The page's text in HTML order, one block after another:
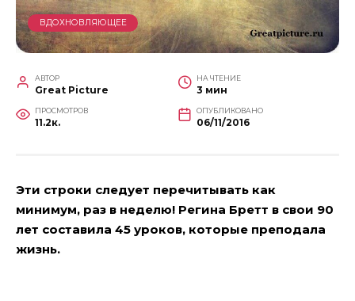
ВДОХНОВЛЯЮЩЕЕ
АВТОР
Great Picture
НА ЧТЕНИЕ
3 мин
ПРОСМОТРОВ
11.2к.
ОПУБЛИКОВАНО
06/11/2016
Эти строки следует перечитывать как
минимум, раз в неделю! Регина Бретт в свои 90
лет составила 45 уроков, которые преподала
жизнь.